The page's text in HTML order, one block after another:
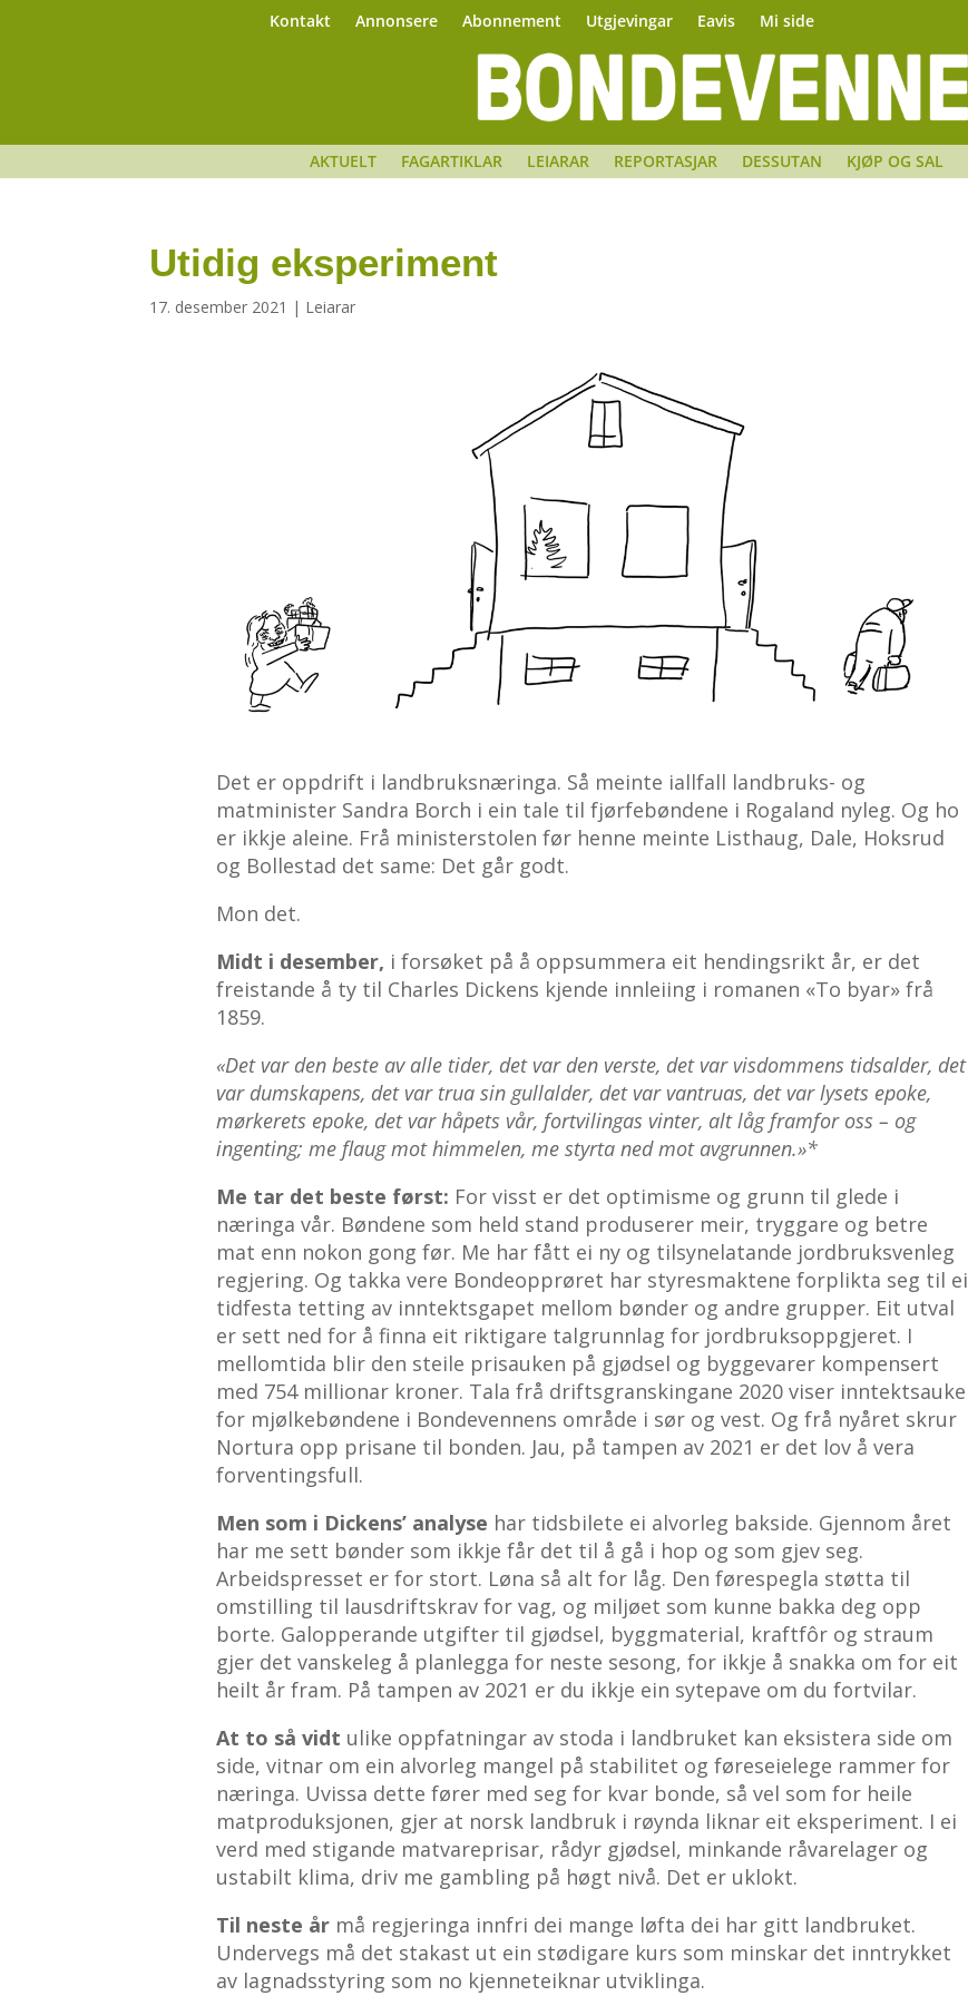
Kontakt Annonsere Abonnement Utgjevingar Eavis Mi side
AKTUELT FAGARTIKLAR LEIARAR REPORTASJAR DESSUTAN KJØP OG SAL
Utidig eksperiment
17. desember 2021 | Leiarar
Det er oppdrift i landbruksnæringa. Så meinte iallfall landbruks- og
matminister Sandra Borch i ein tale til fjørfebøndene i Rogaland nyleg. Og ho
er ikkje aleine. Frå ministerstolen før henne meinte Listhaug, Dale, Hoksrud
og Bollestad det same: Det går godt.
Mon det.
Midt i desember, i forsøket på å oppsummera eit hendingsrikt år, er det
freistande å ty til Charles Dickens kjende innleiing i romanen «To byar» frå
1859.
«Det var den beste av alle tider, det var den verste, det var visdommens tidsalder, det
var dumskapens, det var trua sin gullalder, det var vantruas, det var lysets epoke,
mørkerets epoke, det var håpets vår, fortvilingas vinter, alt låg framfor oss – og
ingenting; me flaug mot himmelen, me styrta ned mot avgrunnen.»*
Me tar det beste først: For visst er det optimisme og grunn til glede i
næringa vår. Bøndene som held stand produserer meir, tryggare og betre
mat enn nokon gong før. Me har fått ei ny og tilsynelatande jordbruksvenleg
regjering. Og takka vere Bondeopprøret har styresmaktene forplikta seg til ei
tidfesta tetting av inntektsgapet mellom bønder og andre grupper. Eit utval
er sett ned for å finna eit riktigare talgrunnlag for jordbruksoppgjeret. I
mellomtida blir den steile prisauken på gjødsel og byggevarer kompensert
med 754 millionar kroner. Tala frå driftsgranskingane 2020 viser inntektsauke
for mjølkebøndene i Bondevennens område i sør og vest. Og frå nyåret skrur
Nortura opp prisane til bonden. Jau, på tampen av 2021 er det lov å vera
forventingsfull.
Men som i Dickens’ analyse har tidsbilete ei alvorleg bakside. Gjennom året
har me sett bønder som ikkje får det til å gå i hop og som gjev seg.
Arbeidspresset er for stort. Løna så alt for låg. Den førespegla støtta til
omstilling til lausdriftskrav for vag, og miljøet som kunne bakka deg opp
borte. Galopperande utgifter til gjødsel, byggmaterial, kraftfôr og straum
gjer det vanskeleg å planlegga for neste sesong, for ikkje å snakka om for eit
heilt år fram. På tampen av 2021 er du ikkje ein sytepave om du fortvilar.
At to så vidt ulike oppfatningar av stoda i landbruket kan eksistera side om
side, vitnar om ein alvorleg mangel på stabilitet og føreseielege rammer for
næringa. Uvissa dette fører med seg for kvar bonde, så vel som for heile
matproduksjonen, gjer at norsk landbruk i røynda liknar eit eksperiment. I ei
verd med stigande matvareprisar, rådyr gjødsel, minkande råvarelager og
ustabilt klima, driv me gambling på høgt nivå. Det er uklokt.
Til neste år må regjeringa innfri dei mange løfta dei har gitt landbruket.
Undervegs må det stakast ut ein stødigare kurs som minskar det inntrykket
av lagnadsstyring som no kjenneteiknar utviklinga.